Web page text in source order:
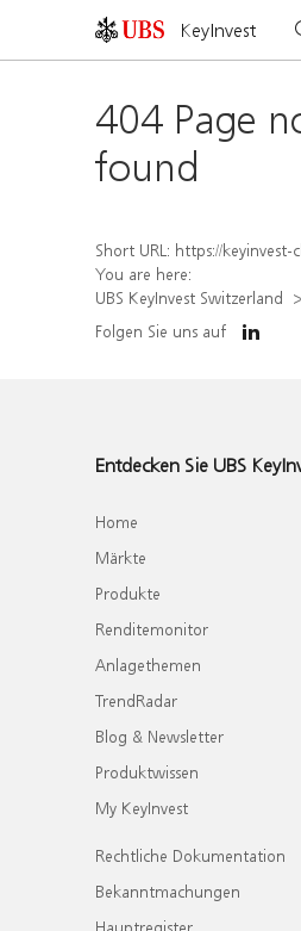
KeyInvest
404 Page
found
Short URL: https://keyinvest-ch.ubs.com/
You are here:
UBS KeyInvest Switzerland
Folgen Sie uns auf
Entdecken Sie UBS
Home
Märkte
Produkte
Renditemonitor
Anlagethemen
TrendRadar
Blog & Newsletter
Produktwissen
My KeyInvest
Rechtliche Dokumentation
Bekanntmachungen